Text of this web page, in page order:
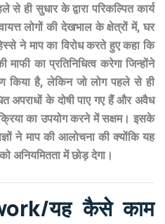
ही सुधार के द्वारा परिकल्पित कार्य
लोगों की देखभाल के क्षेत्रों में, घर
ने माप का विरोध करते हुए कहा कि
का प्रतिनिधित्व करेगा जिन्होंने
किया है, लेकिन जो लोग पहले से ही
के दोषी पाए गए हैं और अवैध
का उपयोग करने में सक्षम। इसके
ने माप की आलोचना की क्योंकि यह
अनियमितता में छोड़ देगा।
यह कैसे काम